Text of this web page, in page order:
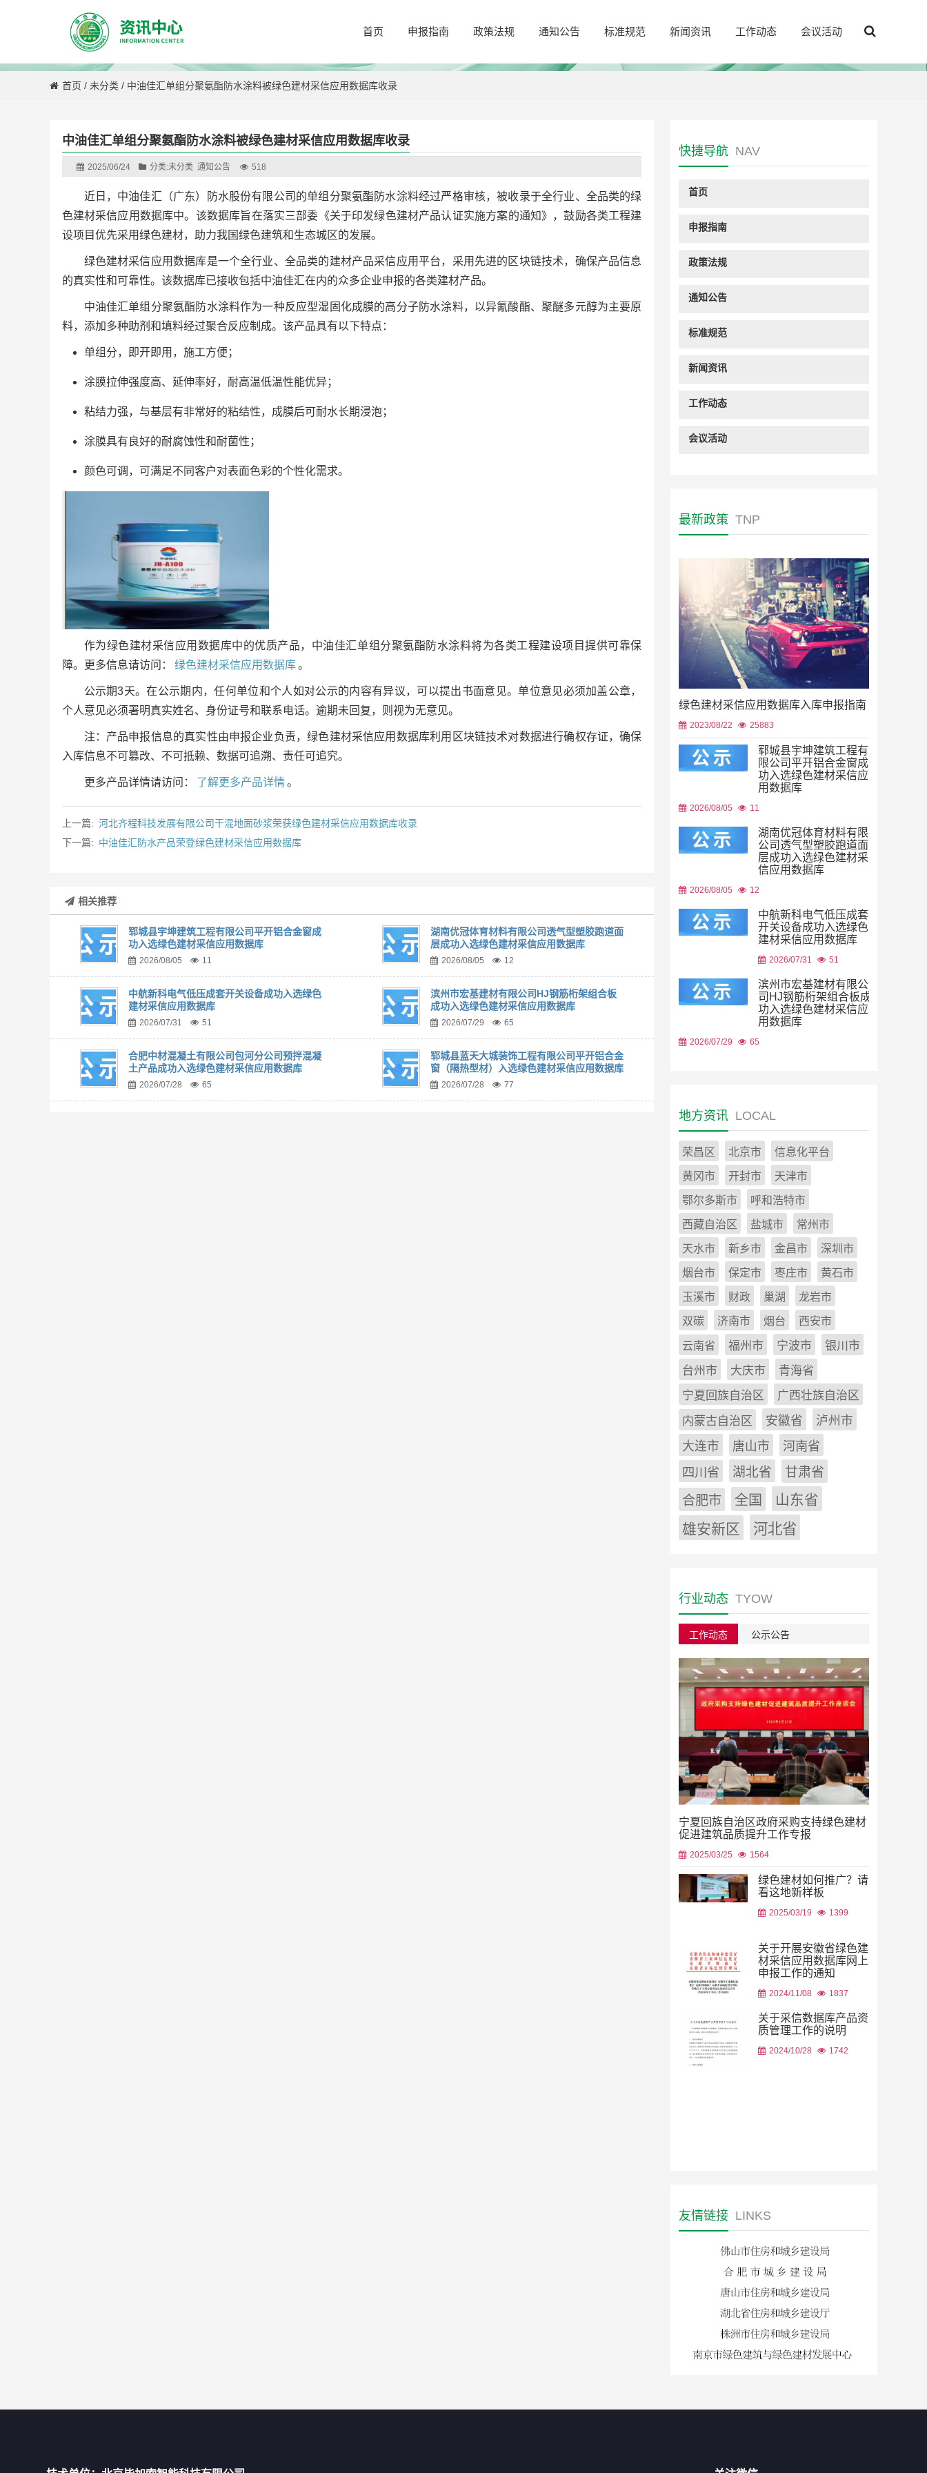
首页 申报指南 政策法规 通知公告 标准规范 新闻资讯 工作动态 会议活动
首页 / 未分类 / 中油佳汇单组分聚氨酯防水涂料被绿色建材采信应用数据库收录
中油佳汇单组分聚氨酯防水涂料被绿色建材采信应用数据库收录
2025/06/24 分类:未分类 通知公告 518
近日，中油佳汇（广东）防水股份有限公司的单组分聚氨酯防水涂料经过严格审核，被收录于全行业、全品类的绿
色建材采信应用数据库中。该数据库旨在落实三部委《关于印发绿色建材产品认证实施方案的通知》，鼓励各类工程建
设项目优先采用绿色建材，助力我国绿色建筑和生态城区的发展。
绿色建材采信应用数据库是一个全行业、全品类的建材产品采信应用平台，采用先进的区块链技术，确保产品信息
的真实性和可靠性。该数据库已接收包括中油佳汇在内的众多企业申报的各类建材产品。
中油佳汇单组分聚氨酯防水涂料作为一种反应型湿固化成膜的高分子防水涂料，以异氰酸酯、聚醚多元醇为主要原
料，添加多种助剂和填料经过聚合反应制成。该产品具有以下特点：
单组分，即开即用，施工方便；
涂膜拉伸强度高、延伸率好，耐高温低温性能优异；
粘结力强，与基层有非常好的粘结性，成膜后可耐水长期浸泡；
涂膜具有良好的耐腐蚀性和耐菌性；
颜色可调，可满足不同客户对表面色彩的个性化需求。
作为绿色建材采信应用数据库中的优质产品，中油佳汇单组分聚氨酯防水涂料将为各类工程建设项目提供可靠保
障。更多信息请访问：
绿色建材采信应用数据库 。
公示期3天。在公示期内，任何单位和个人如对公示的内容有异议，可以提出书面意见。单位意见必须加盖公章，
个人意见必须署明真实姓名、身份证号和联系电话。逾期未回复，则视为无意见。
注：产品申报信息的真实性由申报企业负责，绿色建材采信应用数据库利用区块链技术对数据进行确权存证，确保
入库信息不可篡改、不可抵赖、数据可追溯、责任可追究。
更多产品详情请访问： 了解更多产品详情 。
上一篇: 河北齐程科技发展有限公司干混地面砂浆荣获绿色建材采信应用数据库收录
下一篇: 中油佳汇防水产品荣登绿色建材采信应用数据库
相关推荐
郓城县宇坤建筑工程有限公司平开铝合金窗成
功入选绿色建材采信应用数据库
2026/08/05 11
湖南优冠体育材料有限公司透气型塑胶跑道面
层成功入选绿色建材采信应用数据库
2026/08/05 12
中航新科电气低压成套开关设备成功入选绿色
建材采信应用数据库
2026/07/31 51
滨州市宏基建材有限公司HJ钢筋桁架组合板
成功入选绿色建材采信应用数据库
2026/07/29 65
合肥中材混凝土有限公司包河分公司预拌混凝
土产品成功入选绿色建材采信应用数据库
2026/07/28 65
郓城县蓝天大城装饰工程有限公司平开铝合金
窗（隔热型材）入选绿色建材采信应用数据库
2026/07/28 77
快捷导航 NAV
首页
申报指南
政策法规
通知公告
标准规范
新闻资讯
工作动态
会议活动
最新政策 TNP
绿色建材采信应用数据库入库申报指南
2023/08/22 25883
郓城县宇坤建筑工程有
限公司平开铝合金窗成
功入选绿色建材采信应
用数据库
2026/08/05 11
湖南优冠体育材料有限
公司透气型塑胶跑道面
层成功入选绿色建材采
信应用数据库
2026/08/05 12
中航新科电气低压成套
开关设备成功入选绿色
建材采信应用数据库
2026/07/31 51
滨州市宏基建材有限公
司HJ钢筋桁架组合板成
功入选绿色建材采信应
用数据库
2026/07/29 65
地方资讯 LOCAL
荣昌区 北京市 信息化平台
黄冈市 开封市 天津市
鄂尔多斯市 呼和浩特市
西藏自治区 盐城市 常州市
天水市 新乡市 金昌市 深圳市
烟台市 保定市 枣庄市 黄石市
玉溪市 财政 巢湖 龙岩市
双碳 济南市 烟台 西安市
云南省 福州市 宁波市
银川市
台州市
大庆市
青海省
宁夏回族自治区
广西壮族自治区
内蒙古自治区
安徽省
泸州市
大连市
唐山市
河南省
四川省
湖北省
甘肃省
合肥市
全国
山东省
雄安新区
河北省
行业动态 TYOW
工作动态 公示公告
宁夏回族自治区政府采购支持绿色建材
促进建筑品质提升工作专报
2025/03/25 1564
绿色建材如何推广？请
看这地新样板
2025/03/19 1399
关于开展安徽省绿色建
材采信应用数据库网上
申报工作的通知
2024/11/08 1837
关于采信数据库产品资
质管理工作的说明
2024/10/28 1742
友情链接 LINKS